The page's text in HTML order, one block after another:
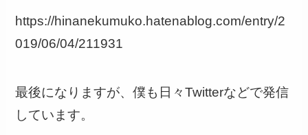
https://hinanekumuko.hatenablog.com/entry/2
019/06/04/211931
最後になりますが、僕も日々Twitterなどで発信
しています。